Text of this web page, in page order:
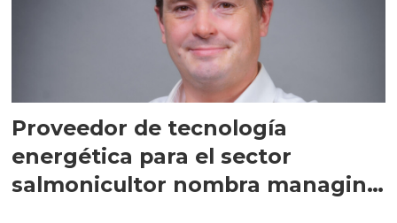
Proveedor de tecnología
energética para el sector
salmonicultor nombra managing